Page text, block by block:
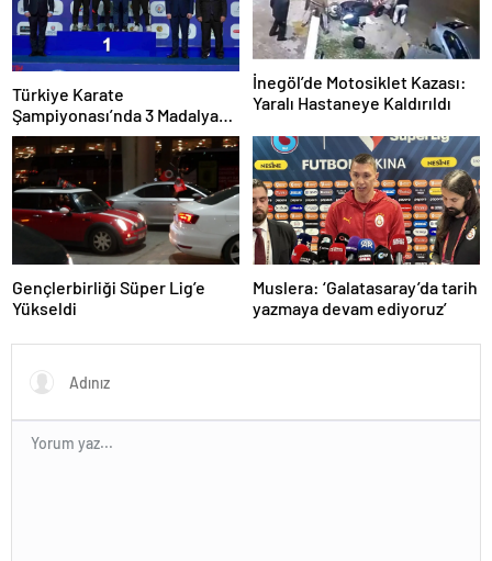
Türkiye Karate
Şampiyonası’nda 3 Madalya
Kazandı
İnegöl’de Motosiklet Kazası:
Yaralı Hastaneye Kaldırıldı
Gençlerbirliği Süper Lig’e
Yükseldi
Muslera: ‘Galatasaray’da tarih
yazmaya devam ediyoruz’